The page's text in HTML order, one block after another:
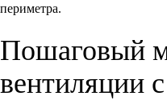
периметра.
Пошаговый
вентиляции